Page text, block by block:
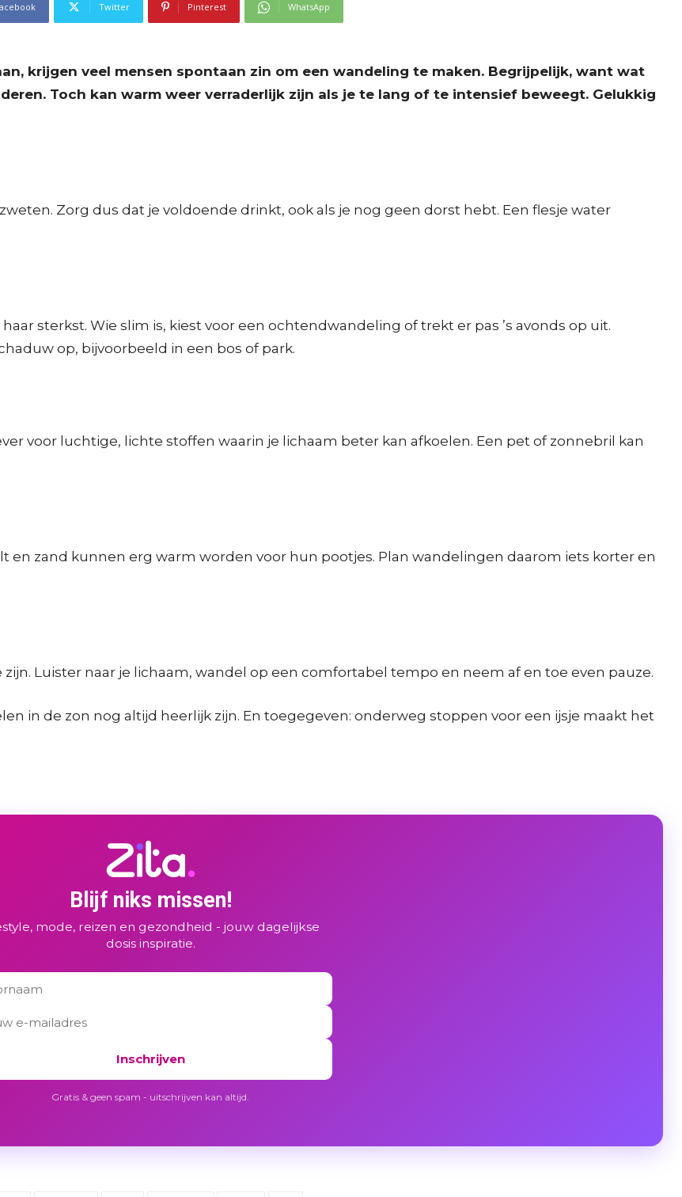
Twitter Pinterest WhatsApp
krijgen veel mensen spontaan zin om een wandeling te maken. Begrijpelijk, want wat
Toch kan warm weer verraderlijk zijn als je te lang of te intensief beweegt. Gelukkig
Zorg dus dat je voldoende drinkt, ook als je nog geen dorst hebt. Een flesje water
sterkst. Wie slim is, kiest voor een ochtendwandeling of trekt er pas ’s avonds op uit.
op, bijvoorbeeld in een bos of park.
voor luchtige, lichte stoffen waarin je lichaam beter kan afkoelen. Een pet of zonnebril kan
en zand kunnen erg warm worden voor hun pootjes. Plan wandelingen daarom iets korter en
Luister naar je lichaam, wandel op een comfortabel tempo en neem af en toe even pauze.
in de zon nog altijd heerlijk zijn. En toegegeven: onderweg stoppen voor een ijsje maakt het
Blijf niks missen!
mode, reizen en gezondheid - jouw dagelijkse
dosis inspiratie.
Inschrijven
Gratis & geen spam - uitschrijven kan altijd.